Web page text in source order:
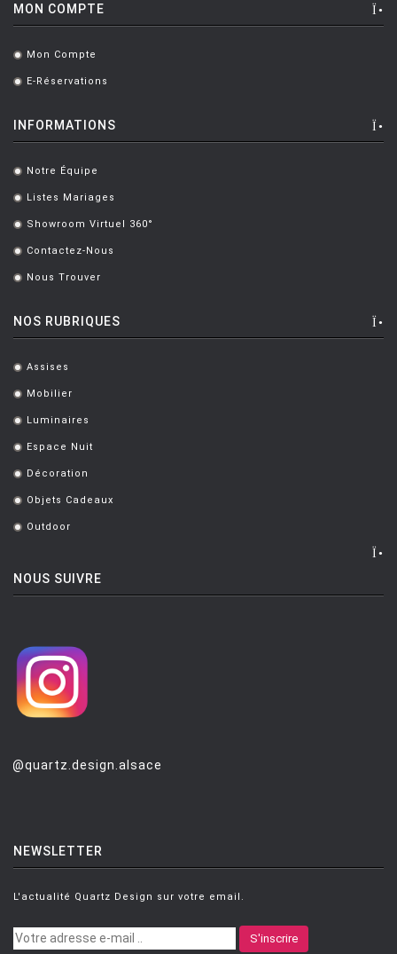
MON COMPTE
. Mon Compte
. E-Réservations
INFORMATIONS
. Notre Équipe
. Listes Mariages
. Showroom Virtuel 360°
. Contactez-Nous
. Nous Trouver
NOS RUBRIQUES
. Assises
. Mobilier
. Luminaires
. Espace Nuit
. Décoration
. Objets Cadeaux
. Outdoor
NOUS SUIVRE
@quartz.design.alsace
NEWSLETTER
L'actualité Quartz Design sur votre email.
S'inscrire